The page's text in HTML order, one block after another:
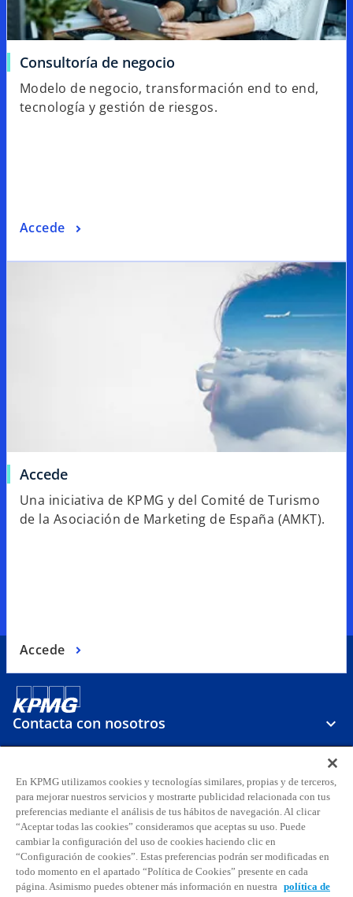
Consultoría de negocio
Modelo de negocio, transformación end to end,
tecnología y gestión de riesgos.
Accede
Accede
Una iniciativa de KPMG y del Comité de Turismo
de la Asociación de Marketing de España (AMKT).
Accede
Contacta con nosotros
Sobre KPMG
Carreras
s
e
s
e
s
e
s
e
s
e
s
e
En KPMG utilizamos cookies y tecnologías similares, propias y de terceros,
para mejorar nuestros servicios y mostrarte publicidad relacionada con tus
preferencias mediante el análisis de tus hábitos de navegación. Al clicar
“Aceptar todas las cookies” consideramos que aceptas su uso. Puede
cambiar la configuración del uso de cookies haciendo clic en
“Configuración de cookies”. Estas preferencias podrán ser modificadas en
todo momento en el apartado “Política de Cookies” presente en cada
página. Asimismo puedes obtener más información en nuestra política de